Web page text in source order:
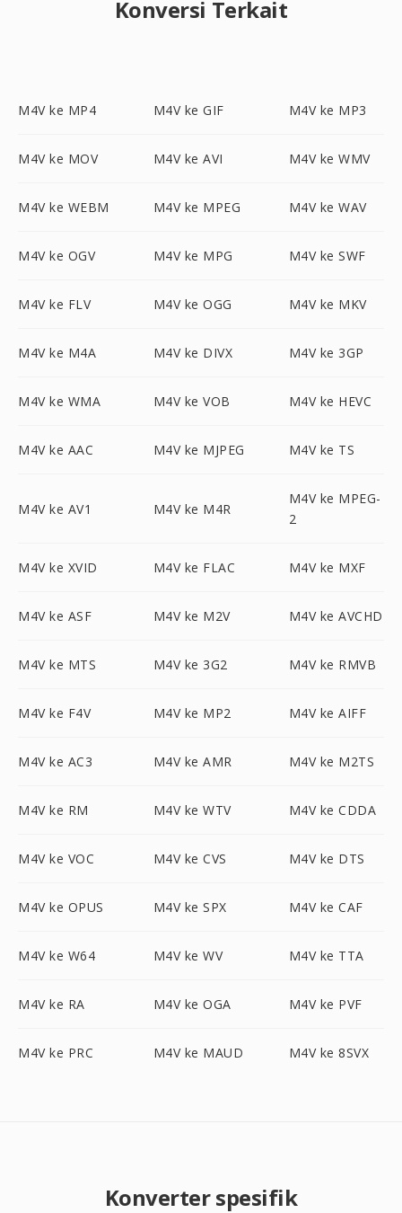
Konversi Terkait
M4V ke MP4 M4V ke GIF M4V ke MP3
M4V ke MOV M4V ke AVI M4V ke WMV
M4V ke WEBM M4V ke MPEG M4V ke WAV
M4V ke OGV M4V ke MPG M4V ke SWF
M4V ke FLV M4V ke OGG M4V ke MKV
M4V ke M4A M4V ke DIVX M4V ke 3GP
M4V ke WMA M4V ke VOB M4V ke HEVC
M4V ke AAC M4V ke MJPEG M4V ke TS
M4V ke AV1 M4V ke M4R
M4V ke MPEG-
2
M4V ke XVID M4V ke FLAC M4V ke MXF
M4V ke ASF M4V ke M2V M4V ke AVCHD
M4V ke MTS M4V ke 3G2 M4V ke RMVB
M4V ke F4V M4V ke MP2 M4V ke AIFF
M4V ke AC3 M4V ke AMR M4V ke M2TS
M4V ke RM M4V ke WTV M4V ke CDDA
M4V ke VOC M4V ke CVS M4V ke DTS
M4V ke OPUS M4V ke SPX M4V ke CAF
M4V ke W64 M4V ke WV M4V ke TTA
M4V ke RA M4V ke OGA M4V ke PVF
M4V ke PRC M4V ke MAUD M4V ke 8SVX
Konverter spesifik